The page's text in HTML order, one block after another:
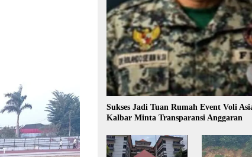
Sukses Jadi Tuan Rumah Event Voli
Kalbar Minta Transparansi Anggaran